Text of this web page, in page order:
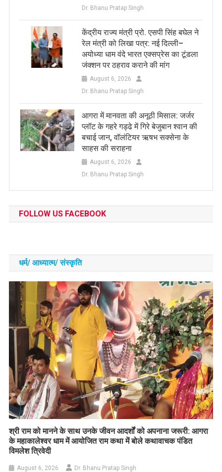
Dr. Bhanu Pratap Singh
केंद्रीय राज्य मंत्री प्रो. एसपी सिंह बघेल ने
रेल मंत्री को लिखा पत्र: नई दिल्ली–
अयोध्या धाम वंदे भारत एक्सप्रेस का टूंडला
जंक्शन पर ठहराव कराने की मांग
August 6, 2026
Dr. Bhanu Pratap Singh
आगरा में मानवता की अनूठी मिसाल: जर्जर
प्लॉट के गहरे गड्ढे में गिरे बेजुबान श्वान की
बचाई जान, वॉलंटियर ऋषभ सक्सेना के
साहस की सराहना
August 6, 2026
Dr. Bhanu Pratap Singh
FOLLOW US FACEBOOK
धर्म/ आध्‍यात्‍म/ संस्‍कृति
​श्री राम को मानने के साथ उनके जीवन आदर्शों को अपनाना जरूरी: आगरा
के महाकालेश्वर धाम में आयोजित राम कथा में बोले कथावाचक पंडित
विमलेश त्रिवेदी
August 6, 2026 Dr. Bhanu Pratap Singh